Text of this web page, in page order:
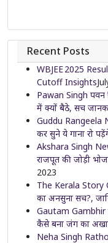
Recent Posts
WBJEE 2025
Cutoff Insights
Pawan Singh पवन
में क्यों बैठे, सच
Guddu Rangeela
कर सुने ये गाना रो
Akshara Singh
राजपूत की जोड़ी
2023
The Kerala Story
का अनसुना सच?,
Gautam
कैसे बना जंग का
Neha Singh